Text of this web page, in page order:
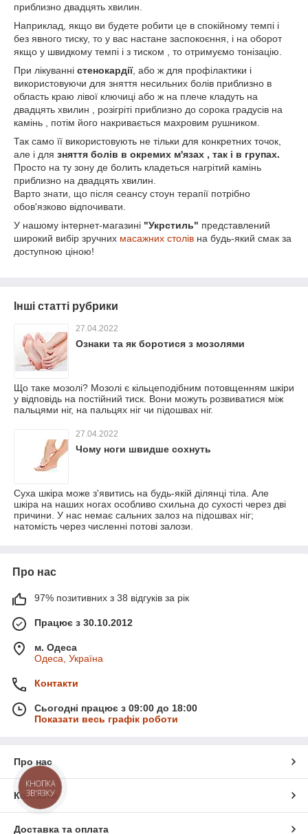
приблизно двадцять хвилин.
Наприклад, якщо ви будете робити це в спокійному темпі і
без явного тиску, то у вас настане заспокоєння, і на оборот
якщо у швидкому темпі і з тиском , то отримуємо тонізацію.
При лікуванні стенокардії, або ж для профілактики і
використовуючи для зняття несильних болів приблизно в
область краю лівої ключиці або ж на плече кладуть на
двадцять хвилин , розігріті приблизно до сорока градусів на
камінь , потім його накривається махровим рушником.
Так само її використовують не тільки для конкретних точок,
але і для зняття болів в окремих м'язах , так і в групах.
Просто на ту зону де болить кладеться нагрітий камінь
приблизно на двадцять хвилин.
Варто знати, що після сеансу стоун терапії потрібно
обов'язково відпочивати.
У нашому інтернет-магазині "Укрстиль" представлений
широкий вибір зручних масажних столів на будь-який смак за
доступною ціною!
Інші статті рубрики
27.04.2022
Ознаки та як боротися з мозолями
Що таке мозолі? Мозолі є кільцеподібним потовщенням шкіри
у відповідь на постійний тиск. Вони можуть розвиватися між
пальцями ніг, на пальцях ніг чи підошвах ніг.
27.04.2022
Чому ноги швидше сохнуть
Суха шкіра може з'явитись на будь-якій ділянці тіла. Але
шкіра на наших ногах особливо схильна до сухості через дві
причини. У нас немає сальних залоз на підошвах ніг;
натомість через численні потові залози.
Про нас
97% позитивних з 38 відгуків за рік
Працює з 30.10.2012
м. Одеса
Одеса, Україна
Контакти
Сьогодні працює з 09:00 до 18:00
Показати весь графік роботи
Про нас
Контакти
Доставка та оплата
КНОПКА
ЗВ'ЯЗКУ